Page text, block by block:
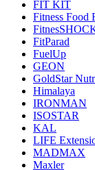
FIT KIT
Fitness Food
FitParad
FuelUp
GEON
GoldStar
Himalaya
IRONMAN
ISOSTAR
KAL
LIFE
MADMAX
Maxler